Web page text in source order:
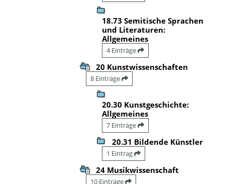
18.73 Semitische Sprachen
und Literaturen:
Allgemeines
4 Einträge
20 Kunstwissenschaften
8 Einträge
20.30 Kunstgeschichte:
Allgemeines
7 Einträge
20.31 Bildende Künstler
1 Eintrag
24 Musikwissenschaft
10 Einträge